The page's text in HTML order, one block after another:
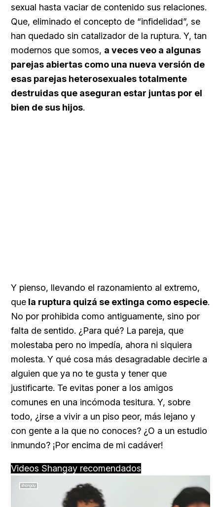
sexual hasta vaciar de contenido sus relaciones.
Que, eliminado el concepto de “infidelidad”, se
han quedado sin catalizador de la ruptura. Y, tan
modernos que somos, a veces veo a algunas
parejas abiertas como una nueva versión de
esas parejas heterosexuales totalmente
destruidas que aseguran estar juntas por el
bien de sus hijos.
Y pienso, llevando el razonamiento al extremo,
que la ruptura quizá se extinga como especie.
No por prohibida como antiguamente, sino por
falta de sentido. ¿Para qué? La pareja, que
molestaba pero no impedía, ahora ni siquiera
molesta. Y qué cosa más desagradable decirle a
alguien que ya no te gusta y tener que
justificarte. Te evitas poner a los amigos
comunes en una incómoda tesitura. Y, sobre
todo, ¿irse a vivir a un piso peor, más lejano y
con gente a la que no conoces? ¿O a un estudio
inmundo? ¡Por encima de mi cadáver!
Videos Shangay recomendados